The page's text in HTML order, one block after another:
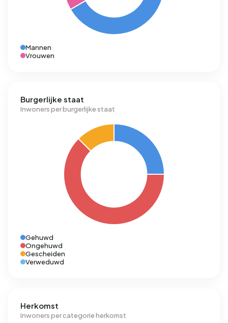
Mannen
Vrouwen
Burgerlijke staat
Inwoners per burgerlijke staat
Gehuwd
Ongehuwd
Gescheiden
Verweduwd
Herkomst
Inwoners per categorie herkomst